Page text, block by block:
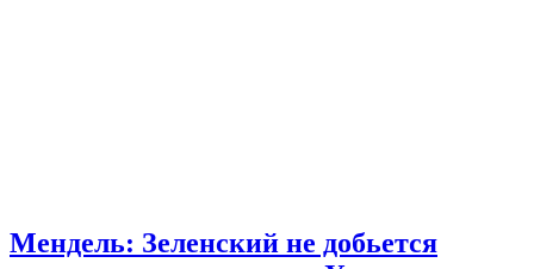
Мендель: Зеленский не добьется